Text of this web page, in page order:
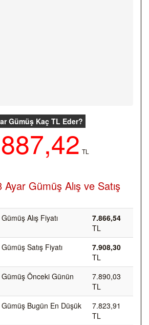
Gümüş Kaç TL Eder?
TL
Gümüş Alış ve Satış
Alış Fiyatı
7.866,54
TL
Satış Fiyatı
7.908,30
TL
Önceki Günün
7.890,03
TL
Bugün En Düşük
7.823,91
TL